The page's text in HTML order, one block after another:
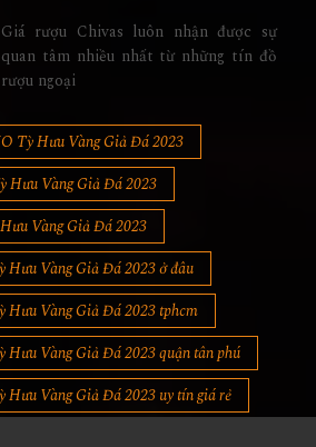
Giá rượu Chivas luôn nhận được sự
quan tâm nhiều nhất từ những tín đồ
rượu ngoại
Tỳ Hưu Vàng Giả Đá 2023
Hưu Vàng Giả Đá 2023
Vàng Giả Đá 2023
Hưu Vàng Giả Đá 2023 ở đâu
Hưu Vàng Giả Đá 2023 tphcm
Hưu Vàng Giả Đá 2023 quận tân phú
Hưu Vàng Giả Đá 2023 uy tín giá rẻ